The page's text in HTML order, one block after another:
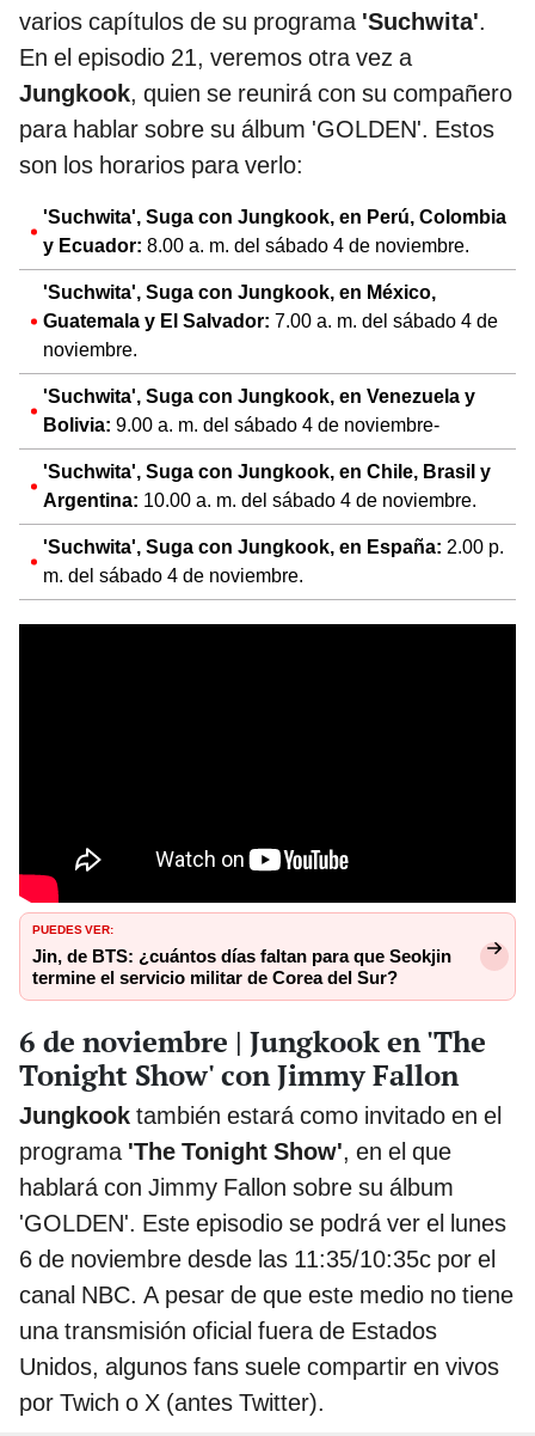
varios capítulos de su programa 'Suchwita'.
En el episodio 21, veremos otra vez a
Jungkook, quien se reunirá con su compañero
para hablar sobre su álbum 'GOLDEN'. Estos
son los horarios para verlo:
'Suchwita', Suga con Jungkook, en Perú, Colombia
y Ecuador: 8.00 a. m. del sábado 4 de noviembre.
'Suchwita', Suga con Jungkook, en México,
Guatemala y El Salvador: 7.00 a. m. del sábado 4 de
noviembre.
'Suchwita', Suga con Jungkook, en Venezuela y
Bolivia: 9.00 a. m. del sábado 4 de noviembre-
'Suchwita', Suga con Jungkook, en Chile, Brasil y
Argentina: 10.00 a. m. del sábado 4 de noviembre.
'Suchwita', Suga con Jungkook, en España: 2.00 p.
m. del sábado 4 de noviembre.
PUEDES VER:
Jin, de BTS: ¿cuántos días faltan para que Seokjin
termine el servicio militar de Corea del Sur?
6 de noviembre | Jungkook en 'The
Tonight Show' con Jimmy Fallon
Jungkook también estará como invitado en el
programa 'The Tonight Show', en el que
hablará con Jimmy Fallon sobre su álbum
'GOLDEN'. Este episodio se podrá ver el lunes
6 de noviembre desde las 11:35/10:35c por el
canal NBC. A pesar de que este medio no tiene
una transmisión oficial fuera de Estados
Unidos, algunos fans suele compartir en vivos
por Twich o X (antes Twitter).